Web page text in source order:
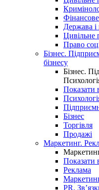
Держава і
Цивільне
Право
Бізнес.
бізнесу
Бізнес.
Показати
Бізнес
Торгівля
Продажі
Маркетинг.
Показати
Реклама
PR.